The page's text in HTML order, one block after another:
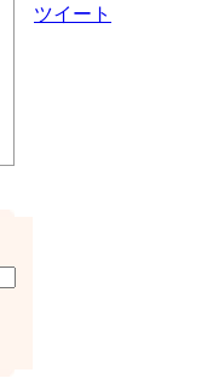
ツイート